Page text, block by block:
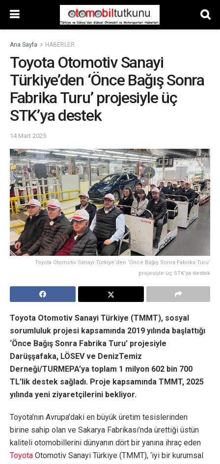
Ana Sayfa HABERLER
Toyota Otomotiv Sanayi
Türkiye’den ‘Önce Bağış Sonra
Fabrika Turu’ projesiyle üç
STK’ya destek
14 Mart 2025
Toyota Otomotiv Sanayi Türkiye’den ‘Önce Bağış Sonra Fabrika Turu’
projesiyle üç STK’ya destek
Toyota Otomotiv Sanayi Türkiye (TMMT), sosyal
sorumluluk projesi kapsamında 2019 yılında başlattığı
‘Önce Bağış Sonra Fabrika Turu’ projesiyle
Darüşşafaka, LÖSEV ve DenizTemiz
Derneği/TURMEPA’ya toplam 1 milyon 602 bin 700
TL’lik destek sağladı. Proje kapsamında TMMT, 2025
yılında yeni ziyaretçilerini bekliyor.
Toyota’nın Avrupa’daki en büyük üretim tesislerinden
birine sahip olan ve Sakarya Fabrikası’nda ürettiği üstün
kaliteli otomobillerini dünyanın dört bir yanına ihraç eden
Toyota Otomotiv Sanayi Türkiye (TMMT), ‘iyi bir kurumsal